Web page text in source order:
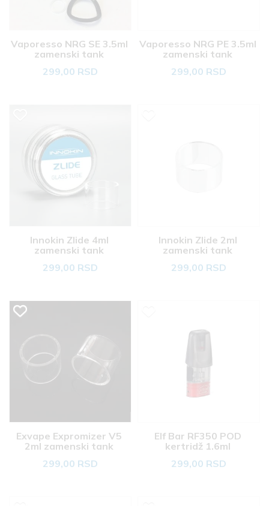
Vaporesso NRG SE 3.5ml
zamenski tank
299,00 RSD
Vaporesso NRG PE 3.5ml
zamenski tank
299,00 RSD
Innokin Zlide 4ml
zamenski tank
299,00 RSD
Innokin Zlide 2ml
zamenski tank
299,00 RSD
Exvape Expromizer V5
2ml zamenski tank
299,00 RSD
Elf Bar RF350 POD
kertridž 1.6ml
299,00 RSD